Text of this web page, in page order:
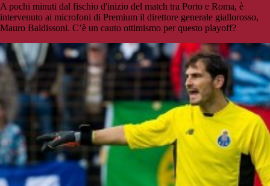
A pochi minuti dal fischio d'inizio del match tra Porto e Roma, è
intervenuto ai microfoni di Premium il direttore generale giallorosso,
Mauro Baldissoni. C’è un cauto ottimismo per questo playoff?